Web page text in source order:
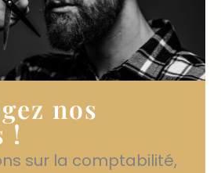
nos
!
sur la comptabilité,